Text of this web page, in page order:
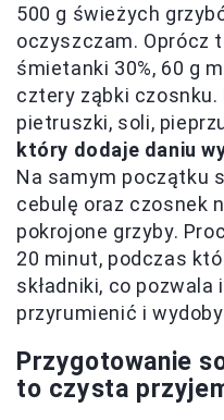
500 g świeżych
oczyszczam. Oprócz
śmietanki 30%, 60 g
cztery ząbki
pietruszki, soli,
który dodaje daniu
Na samym początku
cebulę oraz czosnek
pokrojone grzyby.
20 minut, podczas
składniki, co
przyrumienić i
Przygotowanie
to czysta